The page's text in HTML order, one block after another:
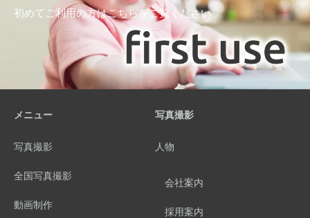
初めてご利用の方はこちらをご覧ください
メニュー
写真撮影
全国写真撮影
動画制作
写真撮影
人物
会社案内
採用案内